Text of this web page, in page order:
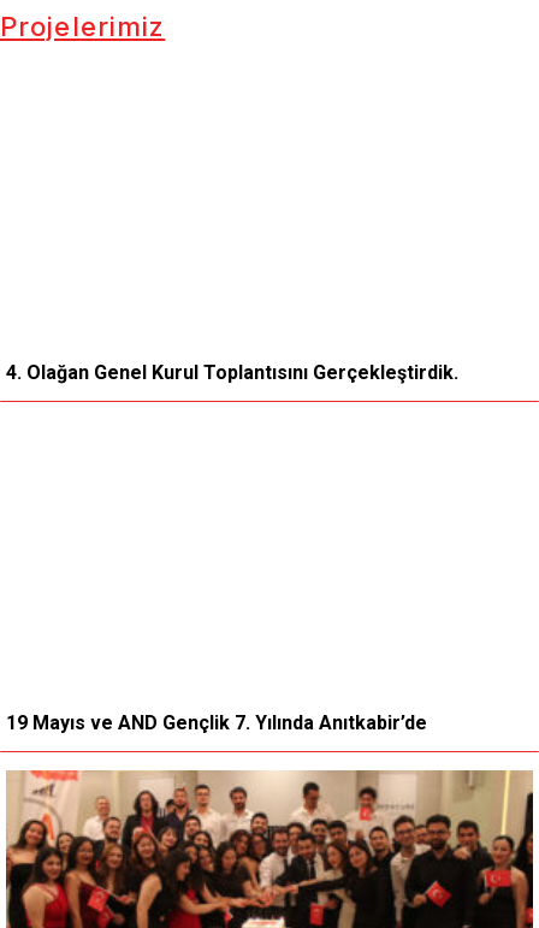
Projelerimiz
4. Olağan Genel Kurul Toplantısını Gerçekleştirdik.
19 Mayıs ve AND Gençlik 7. Yılında Anıtkabir’de